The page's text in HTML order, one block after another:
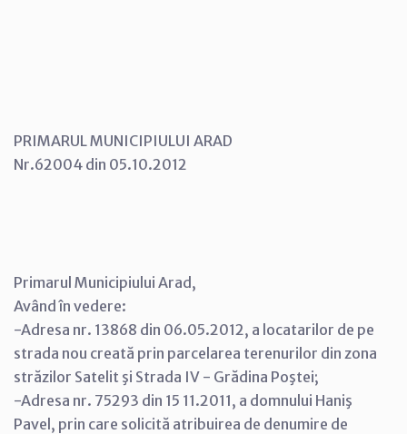
PRIMARUL MUNICIPIULUI ARAD
Nr.62004 din 05.10.2012
Primarul Municipiului Arad,
Având în vedere:
-Adresa nr. 13868 din 06.05.2012, a locatarilor de pe
strada nou creată prin parcelarea terenurilor din zona
străzilor Satelit şi Strada IV - Grădina Poştei;
-Adresa nr. 75293 din 15 11.2011, a domnului Haniş
Pavel, prin care solicită atribuirea de denumire de